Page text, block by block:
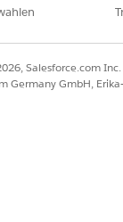
können.
Salesforce.com
Germany GmbH,